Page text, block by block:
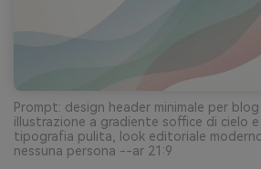
Prompt: design header minimale per blog
illustrazione a gradiente soffice di cielo
tipografia pulita, look editoriale
nessuna persona --ar 21:9